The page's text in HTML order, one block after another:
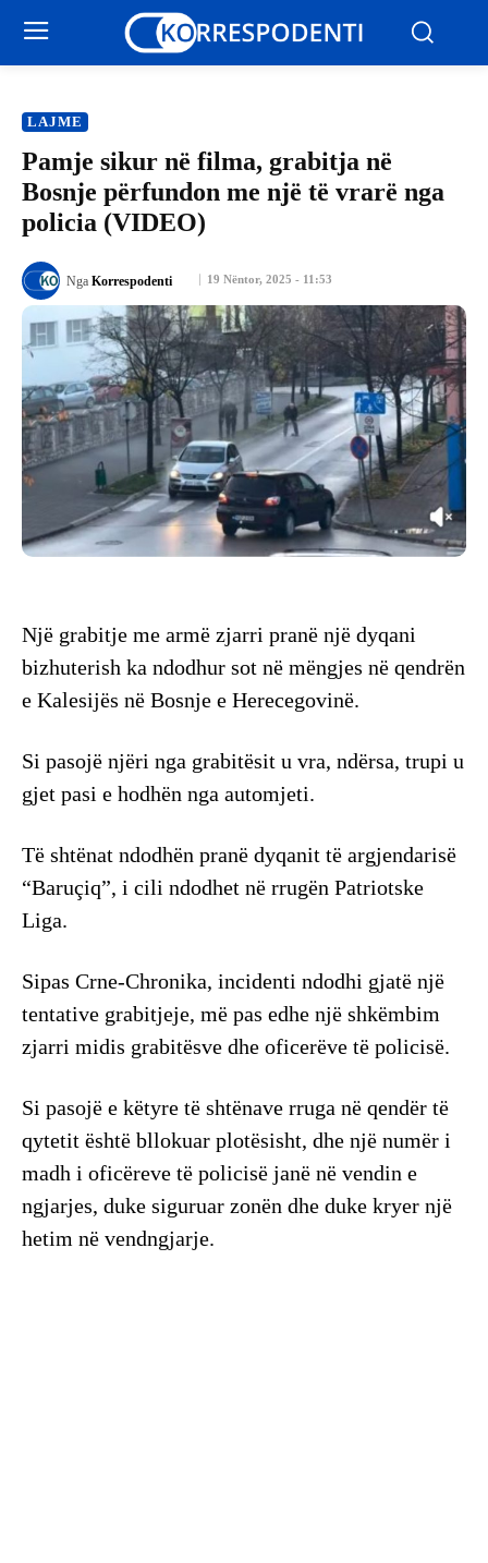
LAJME
Pamje sikur në filma, grabitja në
Bosnje përfundon me një të vrarë nga
policia (VIDEO)
19 Nëntor, 2025 - 11:53
Nga Korrespodenti
Një grabitje me armë zjarri pranë një dyqani
bizhuterish ka ndodhur sot në mëngjes në qendrën
e Kalesijës në Bosnje e Herecegovinë.
Si pasojë njëri nga grabitësit u vra, ndërsa, trupi u
gjet pasi e hodhën nga automjeti.
Të shtënat ndodhën pranë dyqanit të argjendarisë
“Baruçiq”, i cili ndodhet në rrugën Patriotske
Liga.
Sipas Crne-Chronika, incidenti ndodhi gjatë një
tentative grabitjeje, më pas edhe një shkëmbim
zjarri midis grabitësve dhe oficerëve të policisë.
Si pasojë e këtyre të shtënave rruga në qendër të
qytetit është bllokuar plotësisht, dhe një numër i
madh i oficëreve të policisë janë në vendin e
ngjarjes, duke siguruar zonën dhe duke kryer një
hetim në vendngjarje.